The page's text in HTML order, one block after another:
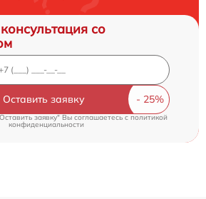
со
Оставить заявку
заявку" Вы соглашаетесь cполитикой
конфиденциальности